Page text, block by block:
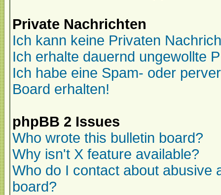
Private Nachrichten
Ich kann keine Privaten
Ich erhalte dauernd ungewollte
Ich habe eine Spam- oder
Board erhalten!
phpBB 2 Issues
Who wrote this bulletin board?
Why isn't X feature available?
Who do I contact about abusive
board?